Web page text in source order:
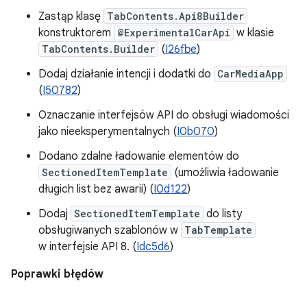
Zastąp klasę TabContents.Api8Builder
konstruktorem @ExperimentalCarApi w klasie
TabContents.Builder (I26fbe)
Dodaj działanie intencji i dodatki do CarMediaApp
(I50782)
Oznaczanie interfejsów API do obsługi wiadomości
jako nieeksperymentalnych (I0b070)
Dodano zdalne ładowanie elementów do
SectionedItemTemplate (umożliwia ładowanie
długich list bez awarii) (I0d122)
Dodaj SectionedItemTemplate do listy
obsługiwanych szablonów w TabTemplate
w interfejsie API 8. (Idc5d6)
Poprawki błędów